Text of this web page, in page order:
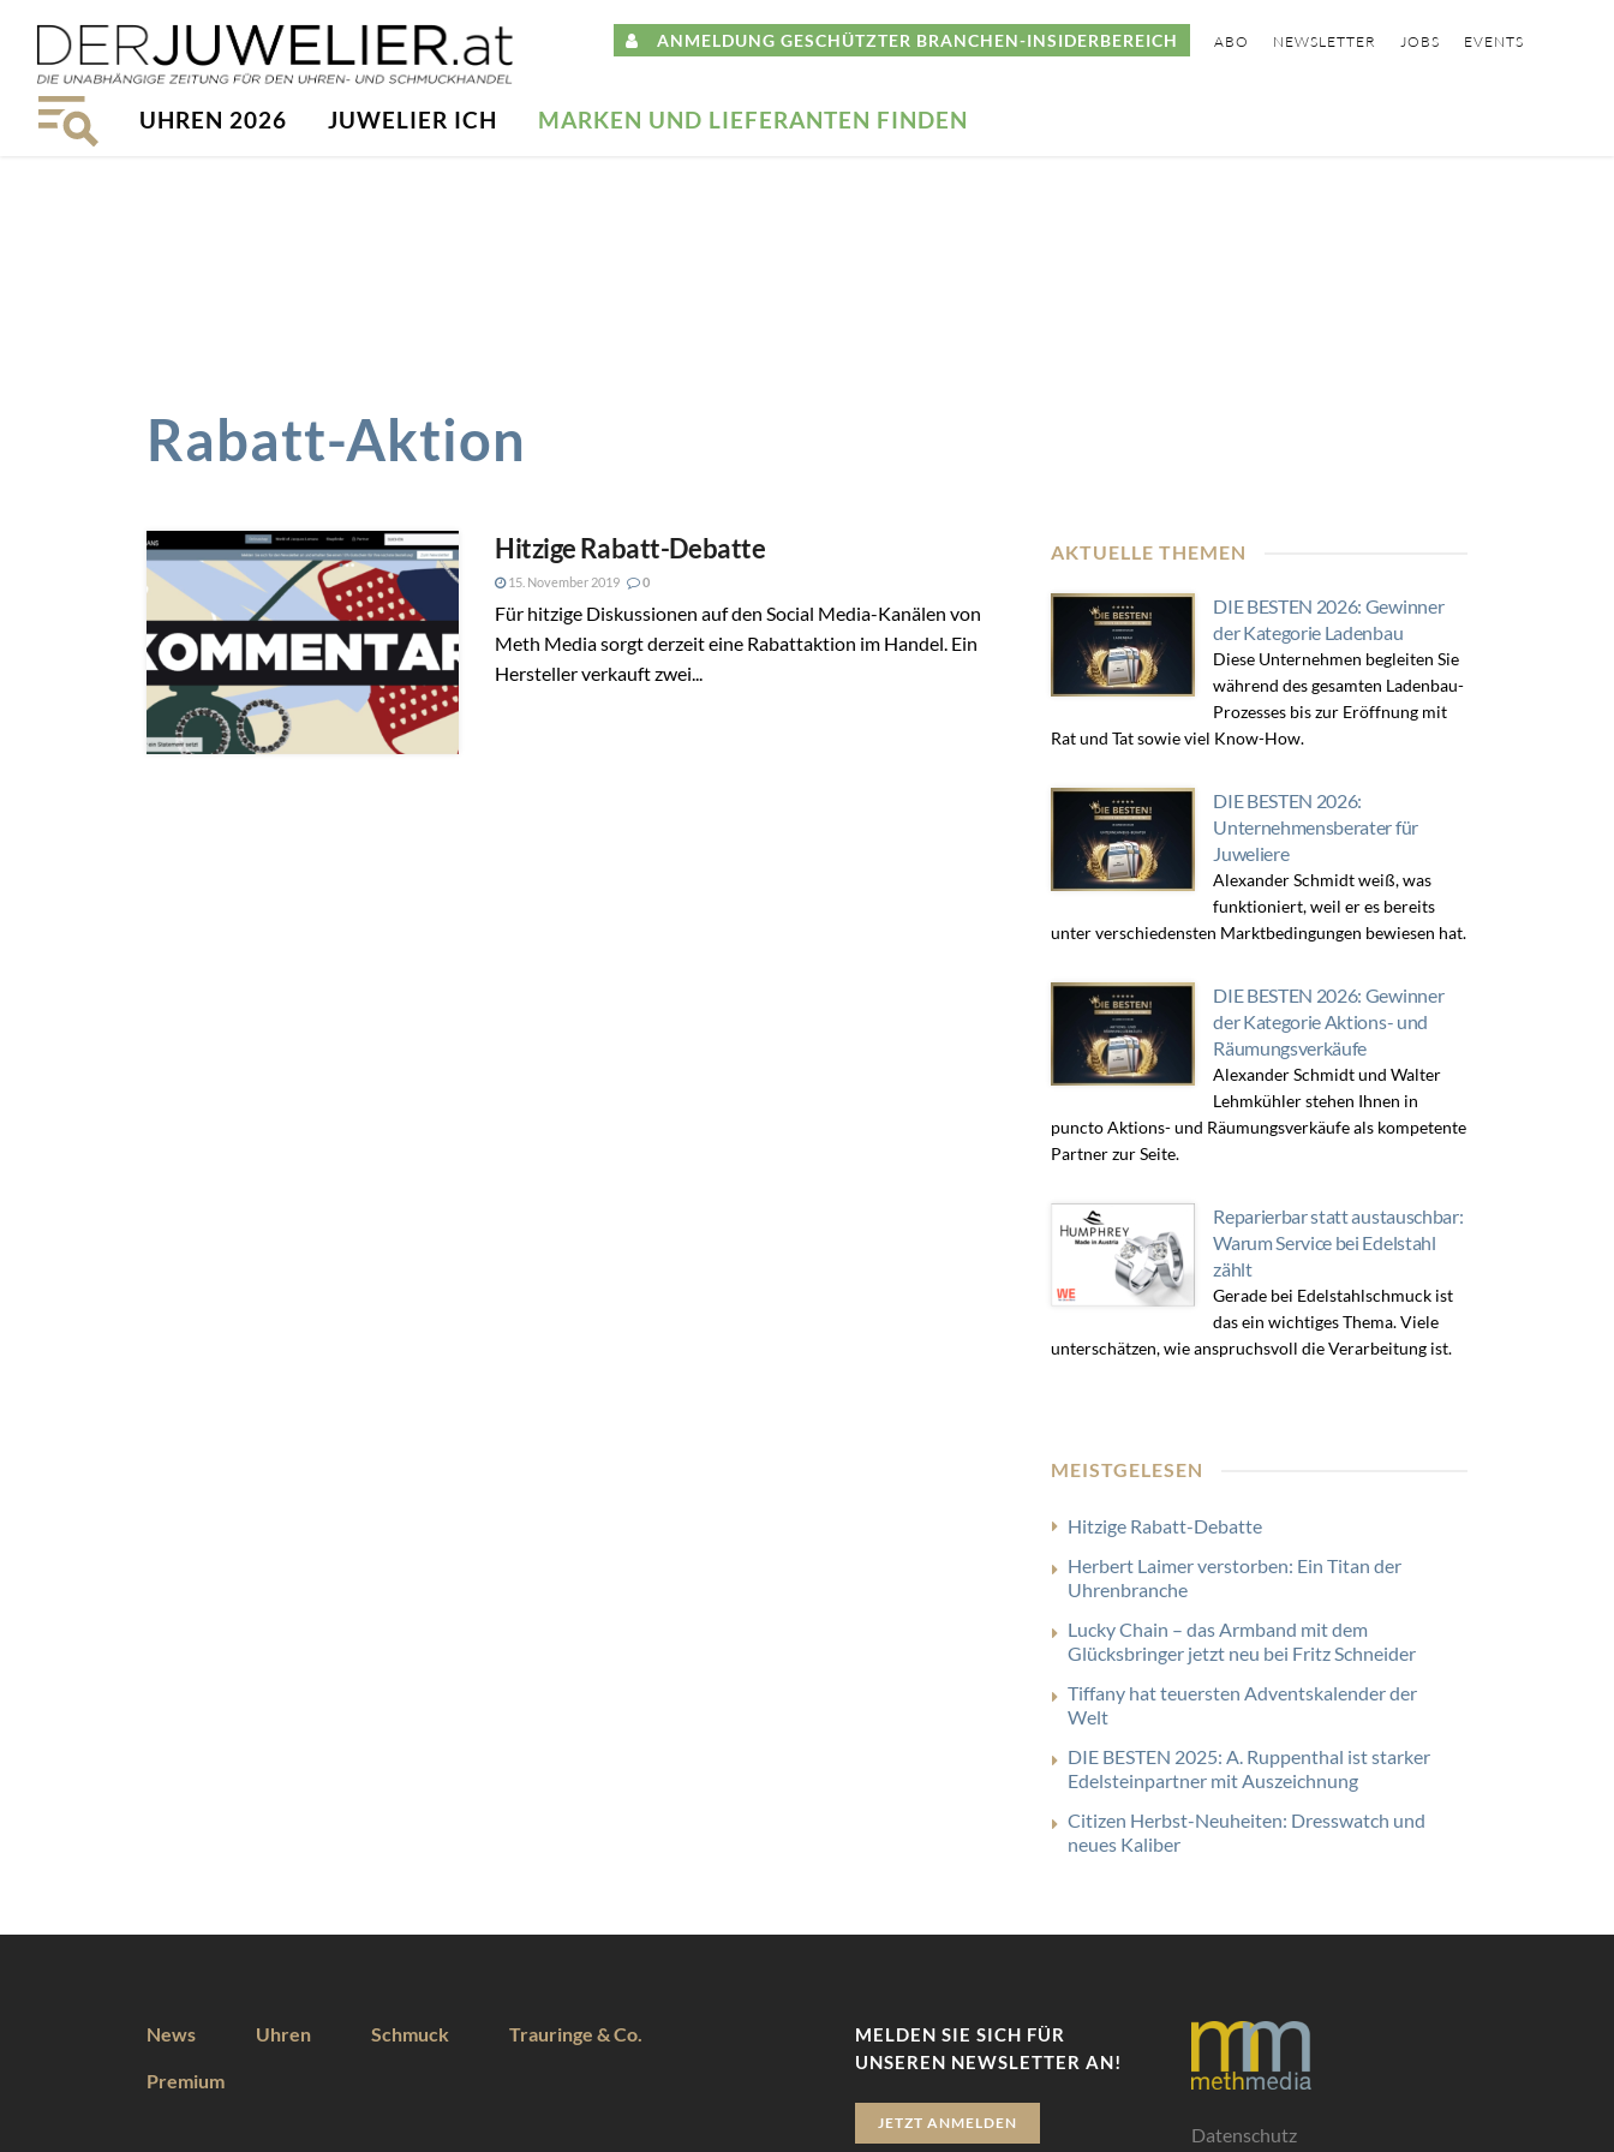
ANMELDUNG GESCHÜTZTER BRANCHEN-INSIDERBEREICH ABO NEWSLETTER JOBS EVENTS
UHREN 2026 JUWELIER ICH MARKEN UND LIEFERANTEN FINDEN
Rabatt-Aktion
Hitzige Rabatt-Debatte
15. November 2019 0
Für hitzige Diskussionen auf den Social Media-Kanälen von
Meth Media sorgt derzeit eine Rabattaktion im Handel. Ein
Hersteller verkauft zwei...
AKTUELLE THEMEN
DIE BESTEN 2026: Gewinner
der Kategorie Ladenbau
Diese Unternehmen begleiten Sie
während des gesamten Ladenbau-
Prozesses bis zur Eröffnung mit
Rat und Tat sowie viel Know-How.
DIE BESTEN 2026:
Unternehmensberater für
Juweliere
Alexander Schmidt weiß, was
funktioniert, weil er es bereits
unter verschiedensten Marktbedingungen bewiesen hat.
DIE BESTEN 2026: Gewinner
der Kategorie Aktions- und
Räumungsverkäufe
Alexander Schmidt und Walter
Lehmkühler stehen Ihnen in
puncto Aktions- und Räumungsverkäufe als kompetente
Partner zur Seite.
Reparierbar statt austauschbar:
Warum Service bei Edelstahl
zählt
Gerade bei Edelstahlschmuck ist
das ein wichtiges Thema. Viele
unterschätzen, wie anspruchsvoll die Verarbeitung ist.
MEISTGELESEN
Hitzige Rabatt-Debatte
Herbert Laimer verstorben: Ein Titan der
Uhrenbranche
Lucky Chain – das Armband mit dem
Glücksbringer jetzt neu bei Fritz Schneider
Tiffany hat teuersten Adventskalender der
Welt
DIE BESTEN 2025: A. Ruppenthal ist starker
Edelsteinpartner mit Auszeichnung
Citizen Herbst-Neuheiten: Dresswatch und
neues Kaliber
News Uhren Schmuck Trauringe & Co.
Premium
MELDEN SIE SICH FÜR
UNSEREN NEWSLETTER AN!
JETZT ANMELDEN
Datenschutz